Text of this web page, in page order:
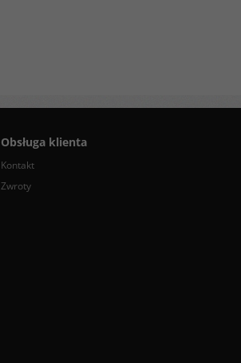
Obsługa klienta
Kontakt
Zwroty